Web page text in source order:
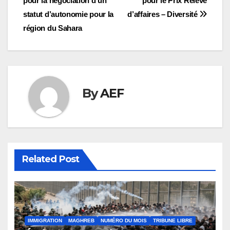
de
l’article
d’affaires – Diversité
statut d’autonomie pour la
région du Sahara
ByAEF
Related Post
IMMIGRATION MAGHREB NUMÉRO DU MOIS TRIBUNE LIBRE